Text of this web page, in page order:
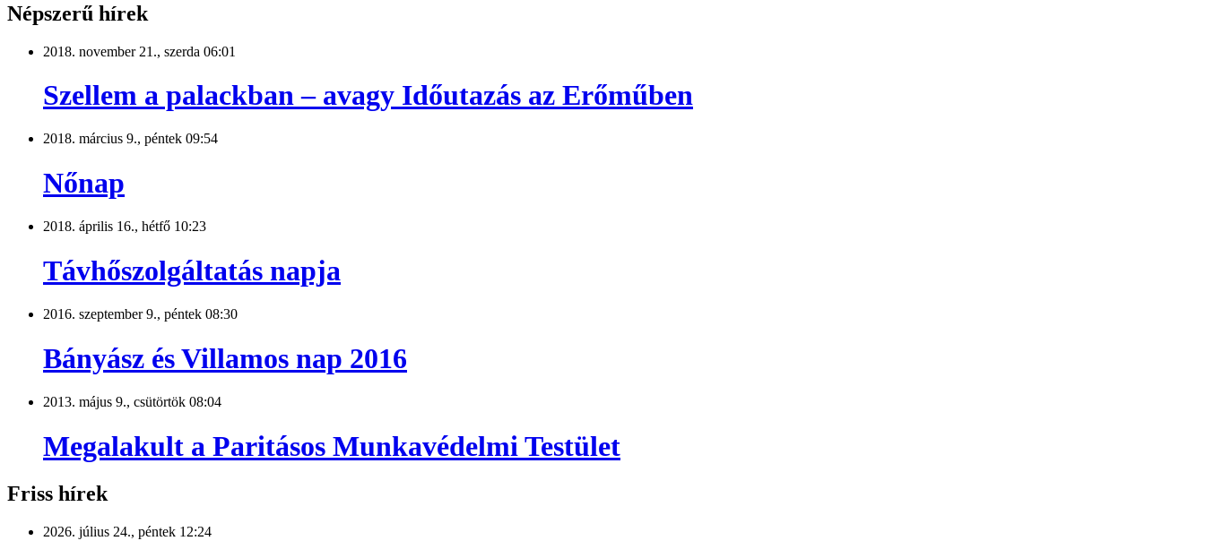
Népszerű hírek
2018. november 21., szerda 06:01
Szellem a palackban – avagy Időutazás az Erőműben
2018. március 9., péntek 09:54
Nőnap
2018. április 16., hétfő 10:23
Távhőszolgáltatás napja
2016. szeptember 9., péntek 08:30
Bányász és Villamos nap 2016
2013. május 9., csütörtök 08:04
Megalakult a Paritásos Munkavédelmi Testület
Friss hírek
2026. július 24., péntek 12:24